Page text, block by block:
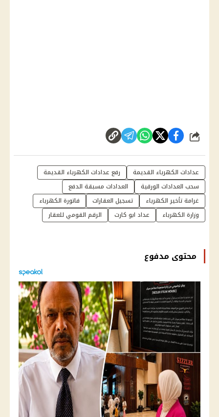
شارك
عدادات الكهرباء القديمة
رفع عدادات الكهرباء القديمة
سحب العدادات الورقية
العدادات مسبقة الدفع
غرامة تأخير الكهرباء
تسجيل العقارات
فاتورة الكهرباء
وزارة الكهرباء
عداد ابو كارت الرقم القومي للعقار
محتوى مدفوع